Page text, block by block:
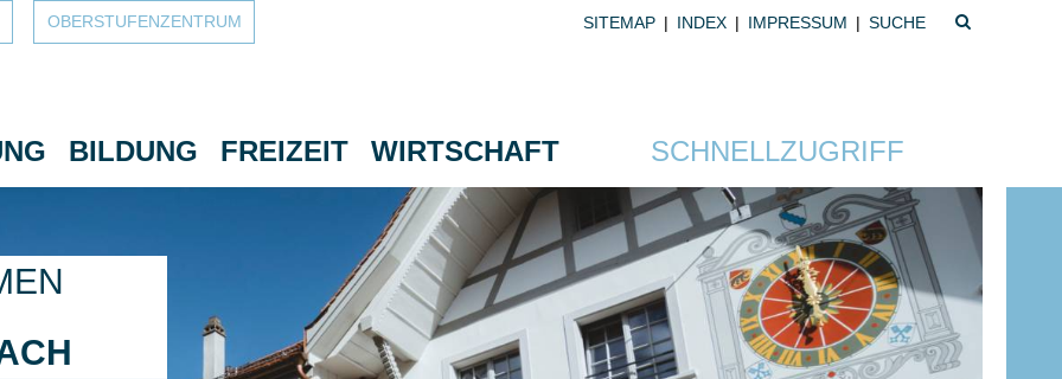
OBERSTUFEN­ZENTRUM
SUCHBEGRIFF
Suchbegriff
SITEMAP | INDEX | IMPRESSUM |
BILDUNG FREIZEIT WIRTSCHAFT SCHNELLZUGRIFF